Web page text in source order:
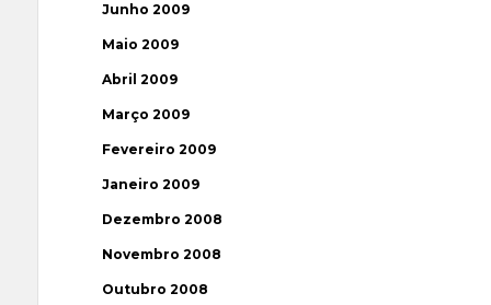
Junho 2009
Maio 2009
Abril 2009
Março 2009
Fevereiro 2009
Janeiro 2009
Dezembro 2008
Novembro 2008
Outubro 2008